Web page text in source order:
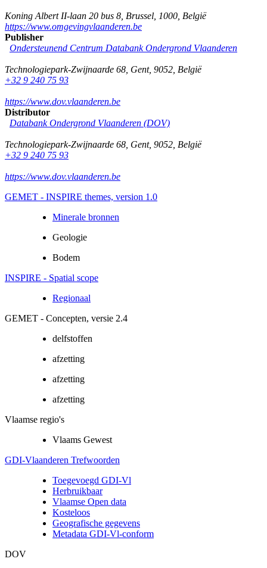
Koning Albert II-laan 20 bus 8 Brussel 1000 België
https://www.omgevingvlaanderen.be
Publisher
Ondersteunend Centrum Databank Ondergrond Vlaanderen
Technologiepark-Zwijnaarde 68 Gent, 9052 België
+32 9 240 75 93
https://www.dov.vlaanderen.be
Distributor
Databank Ondergrond Vlaanderen (DOV)
Technologiepark-Zwijnaarde 68 Gent, 9052 België
+32 9 240 75 93
https://www.dov.vlaanderen.be
GEMET - INSPIRE themes, version 1.0
Minerale bronnen
Geologie
Bodem
INSPIRE - Spatial scope
Regionaal
GEMET - Concepten, versie 2.4
delfstoffen
afzetting
afzetting
afzetting
Vlaamse regio's
Vlaams Gewest
GDI-Vlaanderen Trefwoorden
Toegevoegd GDI-Vl
Herbruikbaar
Vlaamse Open data
Kosteloos
Geografische gegevens
Metadata GDI-Vl-conform
DOV